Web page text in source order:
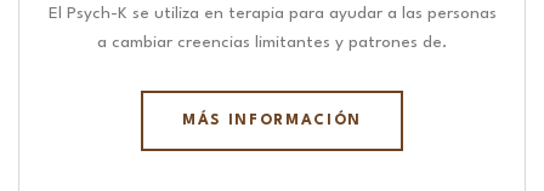
El Psych-K se utiliza en terapia para ayudar a las personas
a cambiar creencias limitantes y patrones de.
MÁS INFORMACIÓN